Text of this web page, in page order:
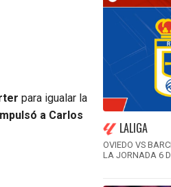
para igualar la
a Carlos
LALIGA
OVIEDO VS
LA JORNADA 6